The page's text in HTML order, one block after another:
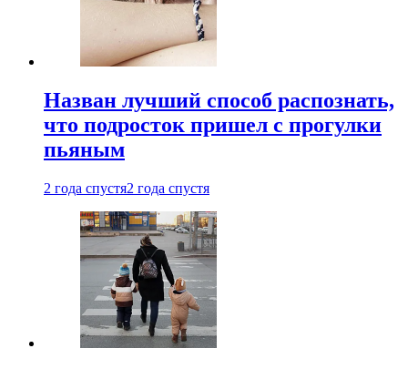
Назван лучший способ распознать,
что подросток пришел с прогулки
пьяным
2 года спустя2 года спустя